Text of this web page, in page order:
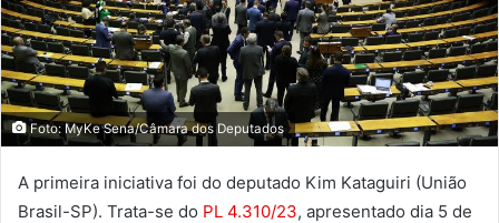
Foto: MyKe Sena/Câmara dos Deputados
A primeira iniciativa foi do deputado Kim Kataguiri (União
Brasil-SP). Trata-se do PL 4.310/23, apresentado dia 5 de